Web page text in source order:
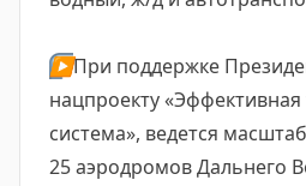
▶️При поддержке
нацпроекту
система», ведется
25 аэродромов Дальнего